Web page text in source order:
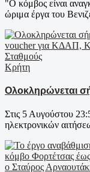
"Ο κόμβος είναι
ώριμα έργα του
Κρήτη
Ολοκληρώνεται
Στις 5 Αυγούστου
ηλεκτρονικών